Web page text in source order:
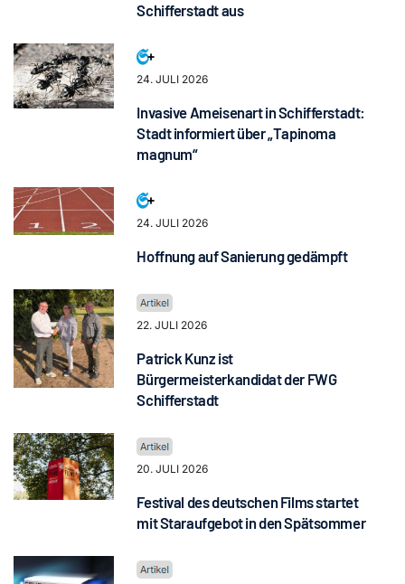
Schifferstadt aus
24. JULI 2026
Invasive Ameisenart in Schifferstadt:
Stadt informiert über „Tapinoma
magnum“
24. JULI 2026
Hoffnung auf Sanierung gedämpft
22. JULI 2026
Patrick Kunz ist
Bürgermeisterkandidat der FWG
Schifferstadt
20. JULI 2026
Festival des deutschen Films startet
mit Staraufgebot in den Spätsommer